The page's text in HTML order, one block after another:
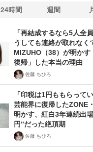
24時間 週間
「再結成するなら5人全
うしても連絡が取れなく
MIZUHO（38）が明か
復帰」した本当の理由
佐藤 ちひろ
「印税は1円ももらって
芸能界に復帰したZONE
明かす、紅白3年連続出
円”だった絶頂期
佐藤 ちひろ